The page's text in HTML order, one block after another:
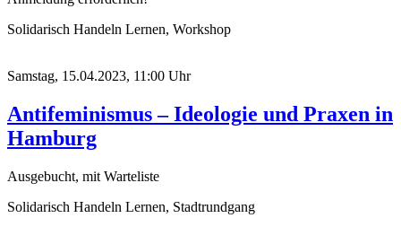
Solidarisch Handeln Lernen, Workshop
Samstag, 15.04.2023, 11:00 Uhr
Antifeminismus – Ideologie und Praxen in
Hamburg
Ausgebucht, mit Warteliste
Solidarisch Handeln Lernen, Stadtrundgang